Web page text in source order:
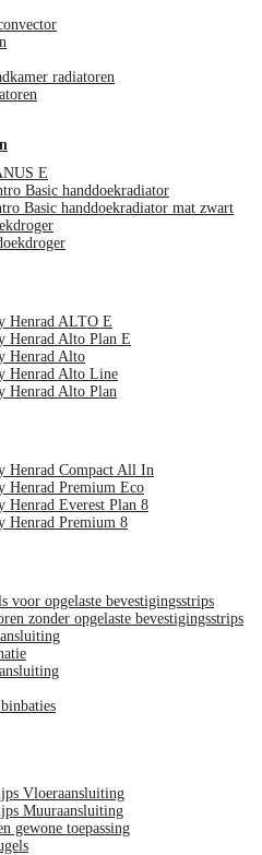
radiatoren
E
Basic handdoekradiator
Basic handdoekradiator mat zwart
Henrad ALTO E
Henrad Alto Plan E
Henrad Alto
Henrad Alto Line
Henrad Alto Plan
Henrad Compact All In
Henrad Premium Eco
Henrad Everest Plan 8
Henrad Premium 8
voor opgelaste bevestigingsstrips
zonder opgelaste bevestigingsstrips
Vloeraansluiting
Muuraansluiting
gewone toepassing